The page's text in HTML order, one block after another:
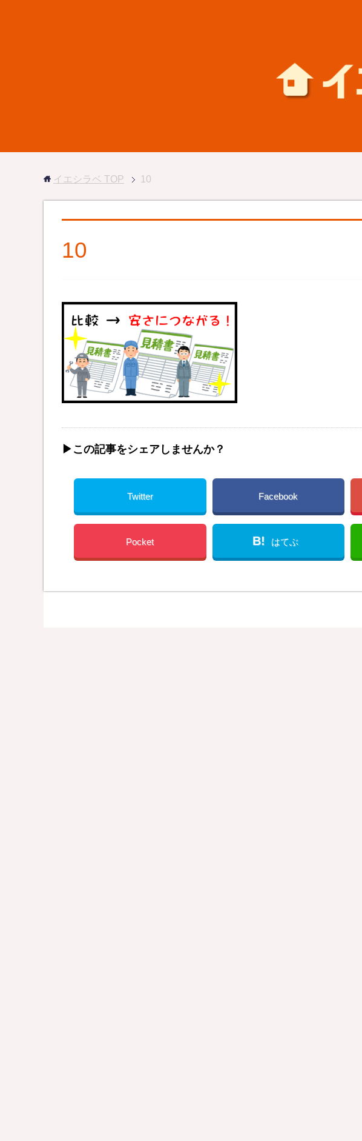
イエシラベ TOP 10
10
▶︎この記事をシェアしませんか？
Twitter Facebook
Pocket B! はてぶ